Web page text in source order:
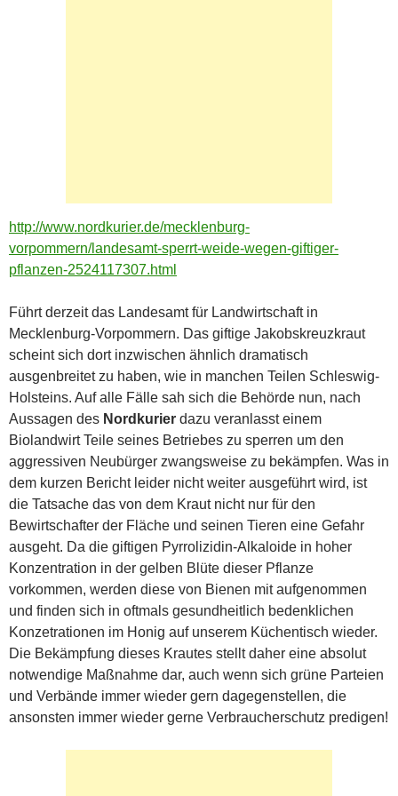
http://www.nordkurier.de/mecklenburg-
vorpommern/landesamt-sperrt-weide-wegen-giftiger-
pflanzen-2524117307.html
Führt derzeit das Landesamt für Landwirtschaft in
Mecklenburg-Vorpommern. Das giftige Jakobskreuzkraut
scheint sich dort inzwischen ähnlich dramatisch
ausgenbreitet zu haben, wie in manchen Teilen Schleswig-
Holsteins. Auf alle Fälle sah sich die Behörde nun, nach
Aussagen des Nordkurier dazu veranlasst einem
Biolandwirt Teile seines Betriebes zu sperren um den
aggressiven Neubürger zwangsweise zu bekämpfen. Was in
dem kurzen Bericht leider nicht weiter ausgeführt wird, ist
die Tatsache das von dem Kraut nicht nur für den
Bewirtschafter der Fläche und seinen Tieren eine Gefahr
ausgeht. Da die giftigen Pyrrolizidin-Alkaloide in hoher
Konzentration in der gelben Blüte dieser Pflanze
vorkommen, werden diese von Bienen mit aufgenommen
und finden sich in oftmals gesundheitlich bedenklichen
Konzetrationen im Honig auf unserem Küchentisch wieder.
Die Bekämpfung dieses Krautes stellt daher eine absolut
notwendige Maßnahme dar, auch wenn sich grüne Parteien
und Verbände immer wieder gern dagegenstellen, die
ansonsten immer wieder gerne Verbraucherschutz predigen!